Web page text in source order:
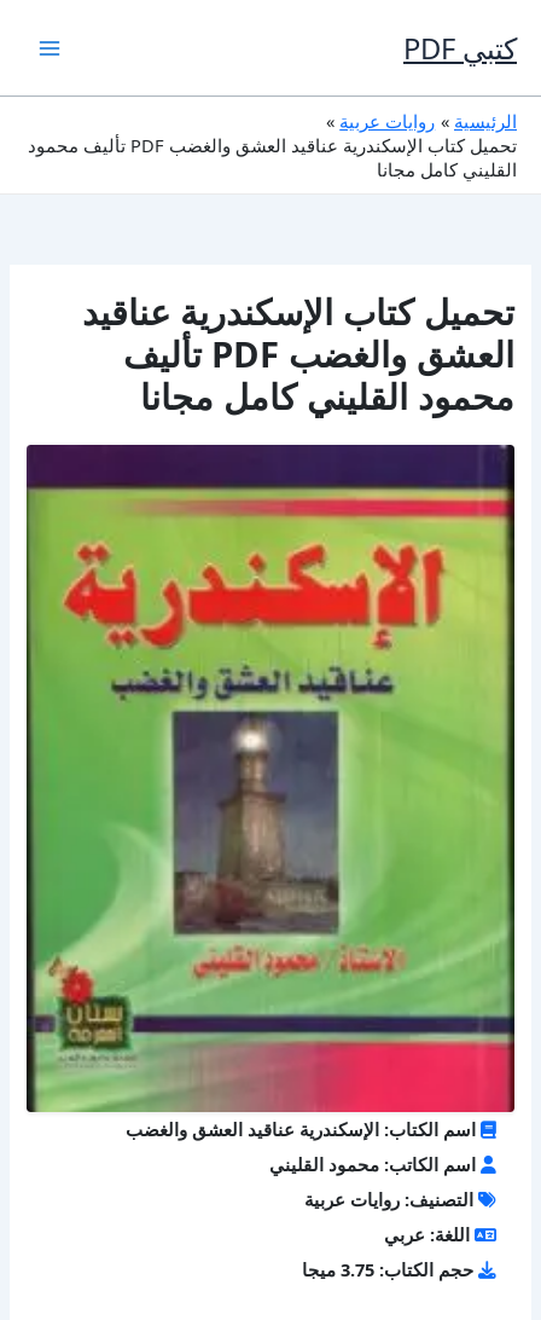
إلى
المحتوى
كتبي PDF
الرئيسية
روايات عربية
تحميل كتاب الإسكندرية عناقيد العشق والغضب PDF تأليف محمود
القليني كامل مجانا
تحميل كتاب الإسكندرية عناقيد
العشق والغضب PDF تأليف
محمود القليني كامل مجانا
اسم الكتاب: الإسكندرية عناقيد العشق والغضب
اسم الكاتب: محمود القليني
التصنيف: روايات عربية
اللغة: عربي
حجم الكتاب: 3.75 ميجا